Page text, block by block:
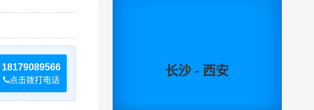
18179089566
点击拨打电话
长沙 - 西安